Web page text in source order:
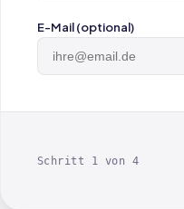
E-Mail (optional)
Schritt 1 von 4